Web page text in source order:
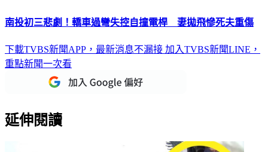
南投初三悲劇！轎車過彎失控自撞電桿 妻拋飛慘死夫重傷
下載TVBS新聞APP，最新消息不漏接 加入TVBS新聞LINE，
重點新聞一次看
延伸閱讀